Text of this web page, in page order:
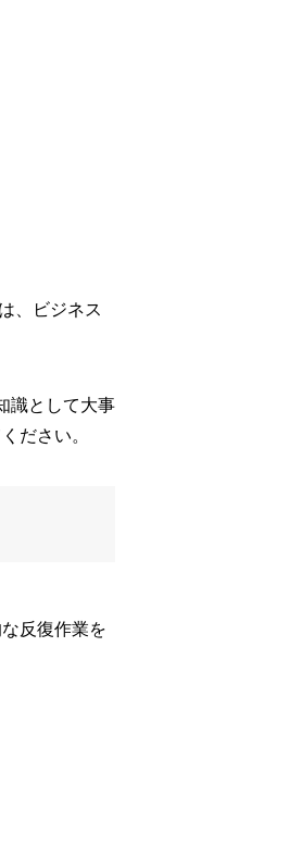
、ビジネス
識として大事
ださい。
反復作業を